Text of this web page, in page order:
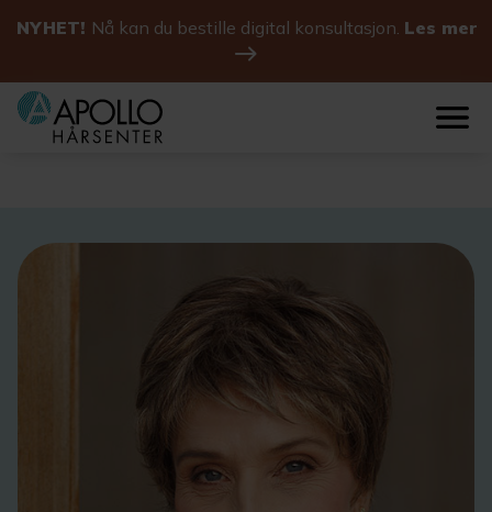
NYHET! Nå kan du bestille digital konsultasjon. Les mer